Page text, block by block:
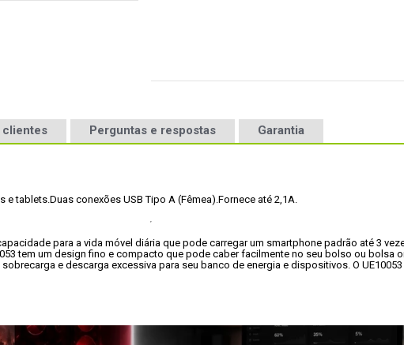
clientes Perguntas e respostas Garantia
e tablets.Duas conexões USB Tipo A (Fêmea).Fornece até 2,1A.
para a vida móvel diária que pode carregar um smartphone padrão até 3
tem um design fino e compacto que pode caber facilmente no seu bolso ou bolsa
e descarga excessiva para seu banco de energia e dispositivos. O